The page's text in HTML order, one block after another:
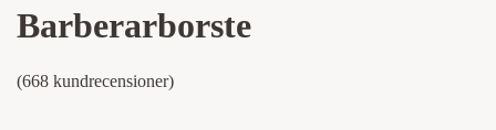
Barberarborste
(668 kundrecensioner)